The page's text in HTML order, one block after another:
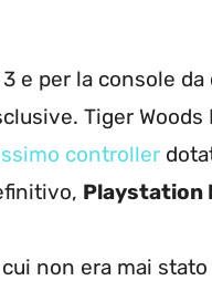
e per la console
Tiger Woods
controller
Playstation
non era mai